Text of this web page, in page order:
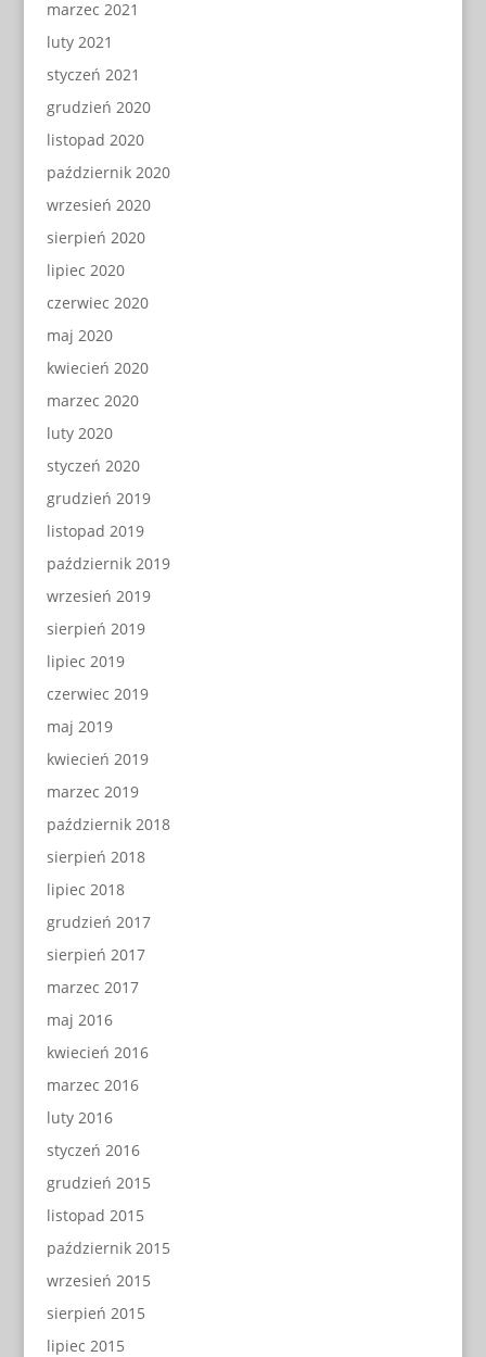
marzec 2021
luty 2021
styczeń 2021
grudzień 2020
listopad 2020
październik 2020
wrzesień 2020
sierpień 2020
lipiec 2020
czerwiec 2020
maj 2020
kwiecień 2020
marzec 2020
luty 2020
styczeń 2020
grudzień 2019
listopad 2019
październik 2019
wrzesień 2019
sierpień 2019
lipiec 2019
czerwiec 2019
maj 2019
kwiecień 2019
marzec 2019
październik 2018
sierpień 2018
lipiec 2018
grudzień 2017
sierpień 2017
marzec 2017
maj 2016
kwiecień 2016
marzec 2016
luty 2016
styczeń 2016
grudzień 2015
listopad 2015
październik 2015
wrzesień 2015
sierpień 2015
lipiec 2015